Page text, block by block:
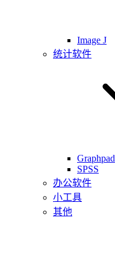
Image J
统计软件
Graphpad
SPSS
办公软件
小工具
其他